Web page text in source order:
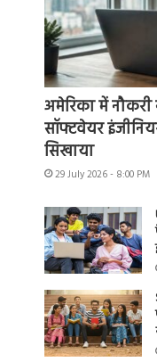
अमेरिका में नौकरी
सॉफ्टवेयर
सिखाया
29 July 2026 - 8:00 PM